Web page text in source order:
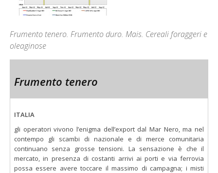
Frumento tenero. Frumento duro. Mais. Cereali foraggeri e
oleaginose
Frumento tenero
ITALIA
gli operatori vivono l’enigma dell’export dal Mar Nero, ma nel
contempo gli scambi di nazionale e di merce comunitaria
continuano senza grosse tensioni. La sensazione è che il
mercato, in presenza di costanti arrivi ai porti e via ferrovia
possa essere avere toccare il massimo di campagna; i misti